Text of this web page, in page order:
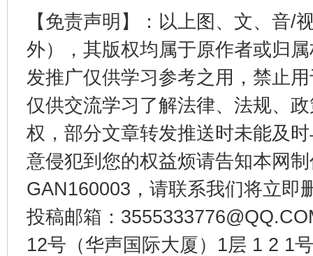
【免责声明】：以上图、文、音/
外），其版权均属于原作者或归
发推广仅供学习参考之用，禁止
仅供交流学习了解法律、法规、
权，部分文章转发推送时未能及
意侵犯到您的权益烦请告知本网
GAN160003，请联系我们将立即
投稿邮箱：
12号（华声国际大厦）1层 1 2 1
东山县通报“牛蛙产品抗生素超标问题” 法
千年窑火 生生不息 一